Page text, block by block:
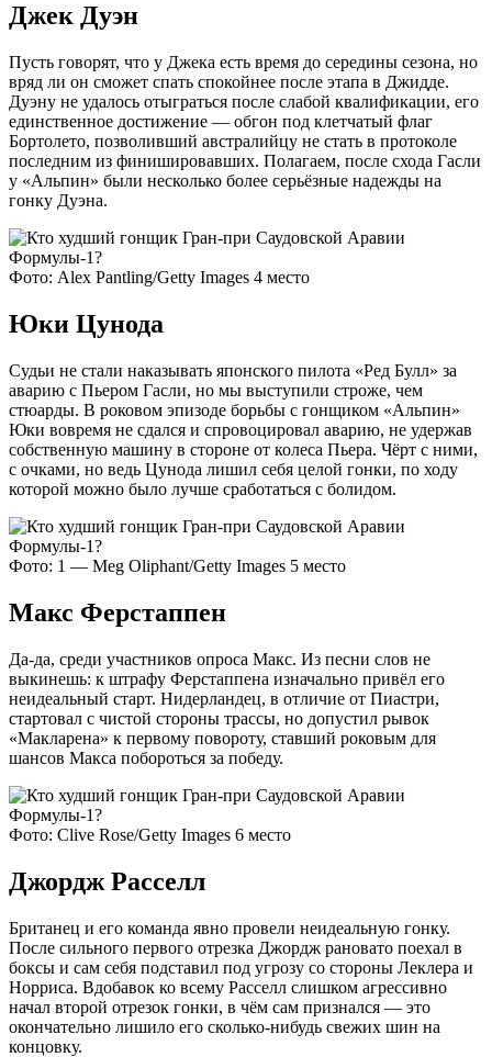
Джек Дуэн
Пусть говорят, что у Джека есть время до середины сезона, но
вряд ли он сможет спать спокойнее после этапа в Джидде.
Дуэну не удалось отыграться после слабой квалификации, его
единственное достижение — обгон под клетчатый флаг
Бортолето, позволивший австралийцу не стать в протоколе
последним из финишировавших. Полагаем, после схода Гасли
у «Альпин» были несколько более серьёзные надежды на
гонку Дуэна.
Фото: Alex Pantling/Getty Images 4 место
Юки Цунода
Судьи не стали наказывать японского пилота «Ред Булл» за
аварию с Пьером Гасли, но мы выступили строже, чем
стюарды. В роковом эпизоде борьбы с гонщиком «Альпин»
Юки вовремя не сдался и спровоцировал аварию, не удержав
собственную машину в стороне от колеса Пьера. Чёрт с ними,
с очками, но ведь Цунода лишил себя целой гонки, по ходу
которой можно было лучше сработаться с болидом.
Фото: 1 — Meg Oliphant/Getty Images 5 место
Макс Ферстаппен
Да-да, среди участников опроса Макс. Из песни слов не
выкинешь: к штрафу Ферстаппена изначально привёл его
неидеальный старт. Нидерландец, в отличие от Пиастри,
стартовал с чистой стороны трассы, но допустил рывок
«Макларена» к первому повороту, ставший роковым для
шансов Макса побороться за победу.
Фото: Clive Rose/Getty Images 6 место
Джордж Расселл
Британец и его команда явно провели неидеальную гонку.
После сильного первого отрезка Джордж рановато поехал в
боксы и сам себя подставил под угрозу со стороны Леклера и
Норриса. Вдобавок ко всему Расселл слишком агрессивно
начал второй отрезок гонки, в чём сам признался — это
окончательно лишило его сколько-нибудь свежих шин на
концовку.